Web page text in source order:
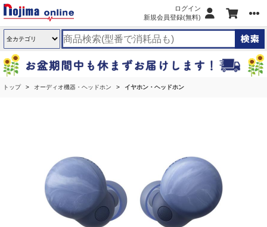
ログイン
新規会員登録(無料)
トップ オーディオ機器・ヘッドホン イヤホン・ヘッドホン